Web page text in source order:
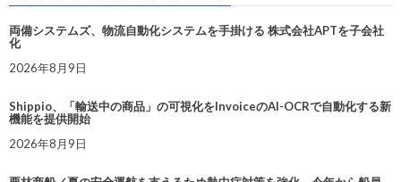
両備システムズ、物流自動化システムを手掛ける 株式会社APTを子会社
化
2026年8月9日
Shippio、「輸送中の商品」の可視化をInvoiceのAI-OCRで自動化する新
機能を提供開始
2026年8月9日